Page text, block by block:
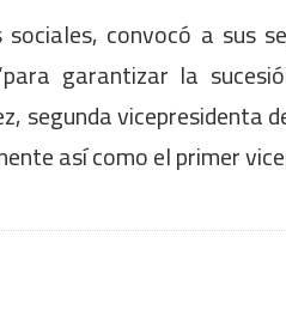
convocó a sus
garantizar la
segunda vicepresidenta
así como el primer